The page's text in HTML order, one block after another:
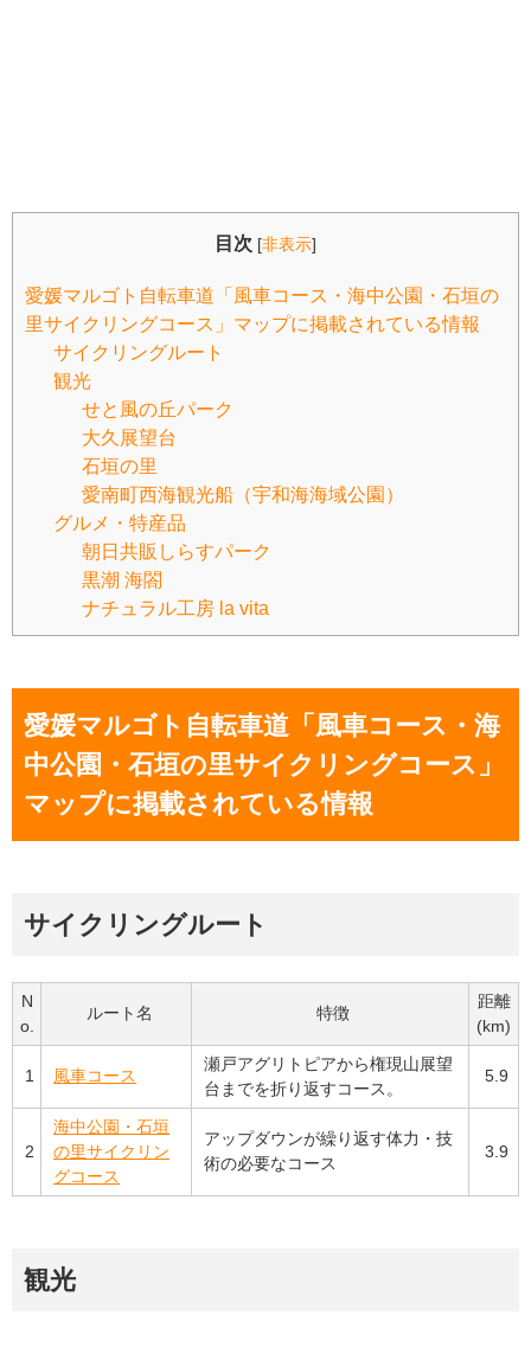
目次 [非表示]
愛媛マルゴト自転車道「風車コース・海中公園・石垣の
里サイクリングコース」マップに掲載されている情報
サイクリングルート
観光
せと風の丘パーク
大久展望台
石垣の里
愛南町西海観光船（宇和海海域公園）
グルメ・特産品
朝日共販しらすパーク
黒潮 海閤
ナチュラル工房 la vita
愛媛マルゴト自転車道「風車コース・海
中公園・石垣の里サイクリングコース」
マップに掲載されている情報
サイクリングルート
N
o.
ルート名 特徴
距離
(km)
1 風車コース
瀬戸アグリトピアから権現山展望
台までを折り返すコース。
5.9
2
海中公園・石垣
の里サイクリン
グコース
アップダウンが繰り返す体力・技
術の必要なコース
3.9
観光